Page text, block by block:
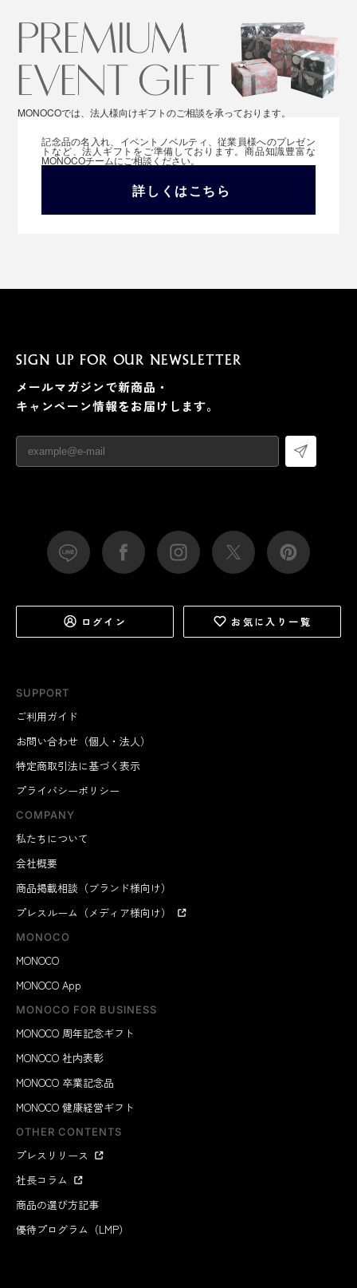
MONOCOでは、法人様向けギフトのご相談を承っております。
記念品の名入れ、イベントノベルティ、従業員様へのプレゼン
トなど、法人ギフトをご準備しております。商品知識豊富な
MONOCOチームにご相談ください。
詳しくはこちら
SUPPORT
ご利用ガイド
お問い合わせ（個人・法人）
特定商取引法に基づく表示
プライバシーポリシー
COMPANY
私たちについて
会社概要
商品掲載相談（ブランド様向け）
プレスルーム（メディア様向け）
MONOCO
MONOCO
MONOCO App
MONOCO FOR BUSINESS
MONOCO 周年記念ギフト
MONOCO 社内表彰
MONOCO 卒業記念品
MONOCO 健康経営ギフト
OTHER CONTENTS
プレスリリース
社長コラム
商品の選び方記事
優待プログラム（LMP）
SIGN UP FOR OUR NEWSLETTER
メールマガジンで新商品・
キャンペーン情報をお届けします。
ログイン お気に入り一覧